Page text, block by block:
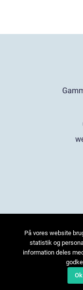
På vores website
statistik og
information deles
Ok